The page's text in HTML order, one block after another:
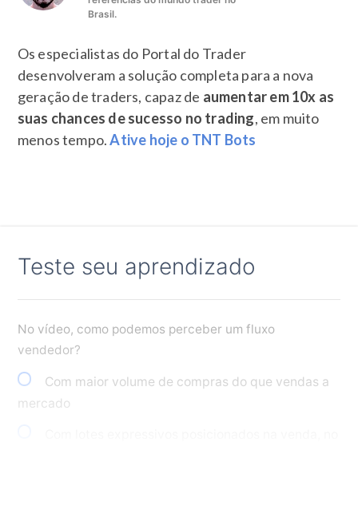
Brasil.
Os especialistas do Portal do Trader
desenvolveram a solução completa para a nova
geração de traders, capaz de aumentar em 10x as
suas chances de sucesso no trading, em muito
menos tempo.Ative hoje o TNT Bots
Teste seu aprendizado
No vídeo, como podemos perceber um fluxo
vendedor?
mercado